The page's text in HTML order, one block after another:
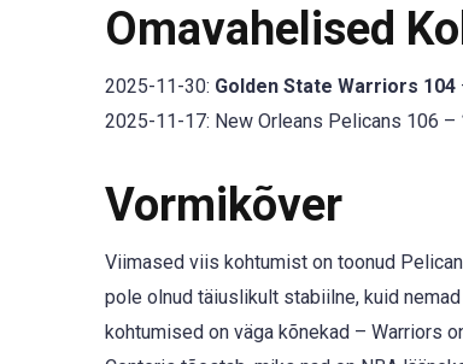
Omavahelised
2025-11-30: Golden State Warriors 104
2025-11-17: New Orleans Pelicans 106 –
Vormikõver
Viimased viis kohtumist on toonud
pole olnud täiuslikult stabiilne, kuid
kohtumised on väga kõnekad – Warriors